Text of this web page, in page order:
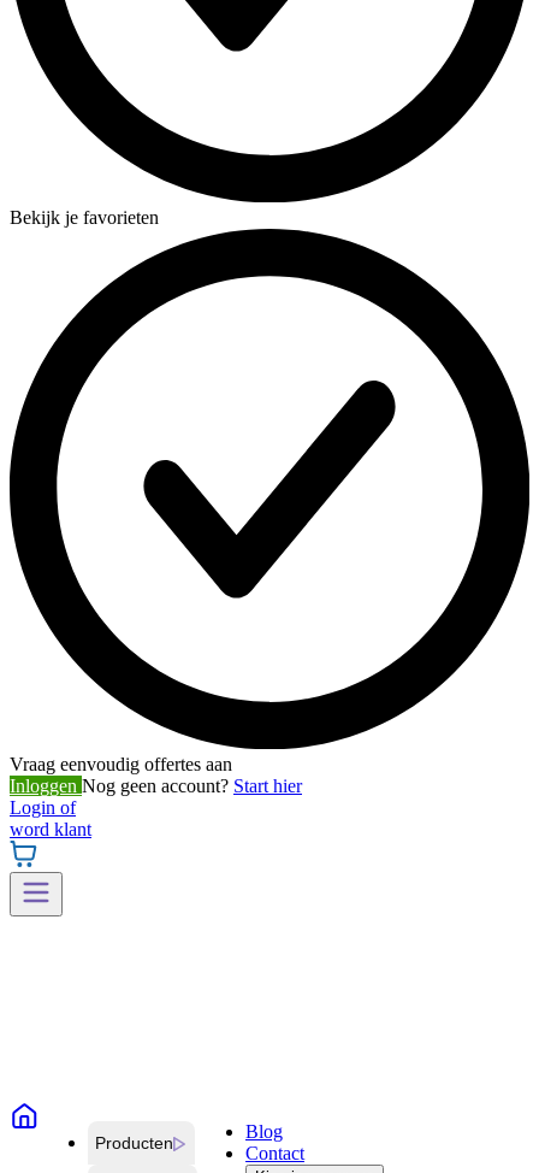
Bekijk je favorieten
Vraag eenvoudig offertes aan
Inloggen Nog geen account? Start hier
Login of
word klant
Producten
Blog
Contact